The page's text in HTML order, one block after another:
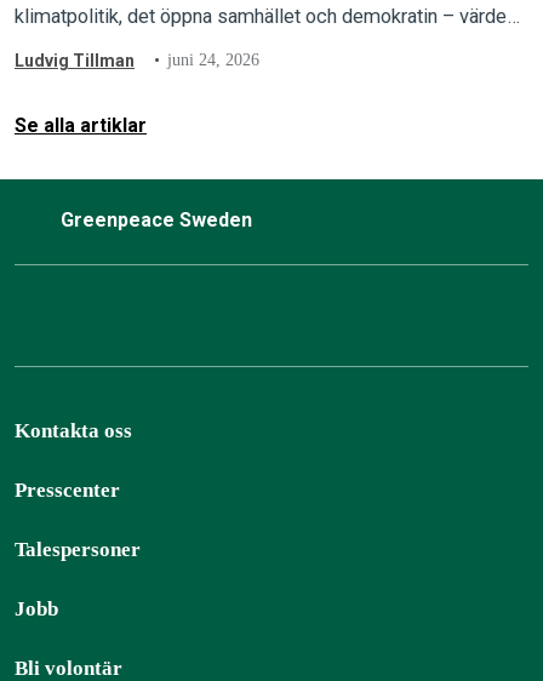
klimatpolitik, det öppna samhället och demokratin – värden
Ludvig Tillman juni 24, 2026
Se alla artiklar
Greenpeace Sweden
Kontakta oss
Presscenter
Talespersoner
Jobb
Bli volontär